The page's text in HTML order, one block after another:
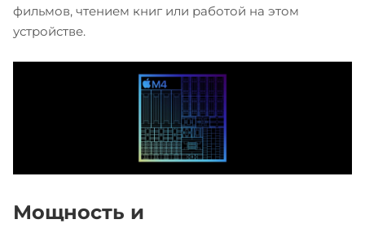
фильмов, чтением книг или работой на этом
устройстве.
Мощность и